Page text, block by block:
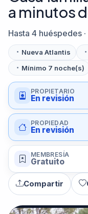
a minutos
Hasta 4 huéspedes
Nueva Atlantis
Mínimo 7 noche(s)
PROPIETARIO
En revisión
PROPIEDAD
En revisión
MEMBRESÍA
Gratuito
Compartir